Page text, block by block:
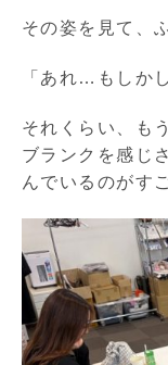
その姿を見て、
「あれ…もしか
それくらい、も
ブランクを感じ
んでいるのがす